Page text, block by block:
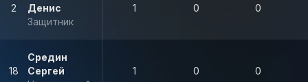
2
Денис
Защитник
1 0 0
18
Средин
Сергей
1 0 0